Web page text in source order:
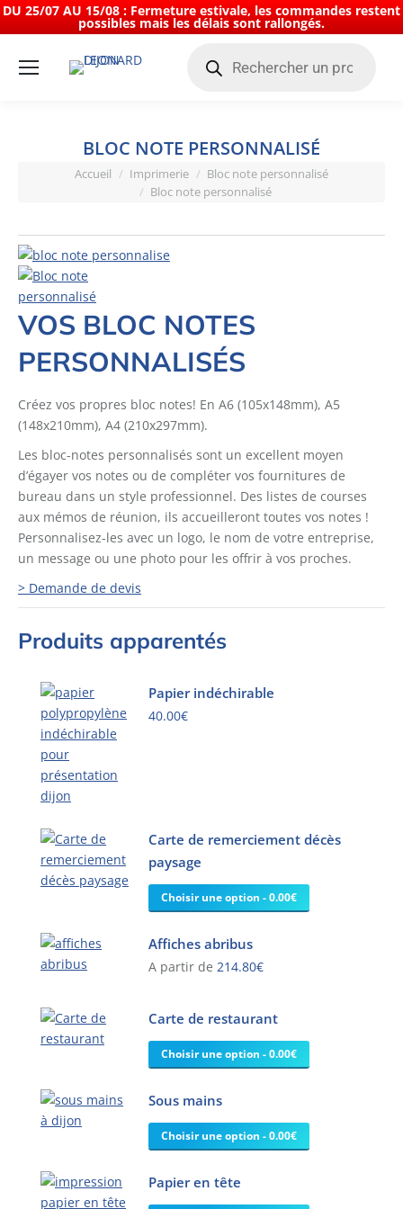
DU 25/07 AU 15/08 : Fermeture estivale, les commandes restent
possibles mais les délais sont rallongés.
produits
BLOC NOTE PERSONNALISÉ
Vous êtes ici :
Accueil Imprimerie
Bloc note personnalisé
Bloc note personnalisé
VOS BLOC NOTES
PERSONNALISÉS
Créez vos propres bloc notes! En A6 (105x148mm), A5
(148x210mm), A4 (210x297mm).
Les bloc-notes personnalisés sont un excellent moyen
d’égayer vos notes ou de compléter vos fournitures de
bureau dans un style professionnel. Des listes de courses
aux mémos de réunion, ils accueilleront toutes vos notes !
Personnalisez-les avec un logo, le nom de votre entreprise,
un message ou une photo pour les offrir à vos proches.
> Demande de devis
Produits apparentés
Papier indéchirable
40.00€
Les
options
peuvent
être
sur
la
du
Carte de remerciement décès
paysage
Choisir une option - 0.00€
Affiches abribus
A partir de 214.80€
produit
plusieurs
Les
options
peuvent
choisies
sur
Carte de restaurant
Choisir une option - 0.00€
Sous mains
Choisir une option - 0.00€
Papier en tête